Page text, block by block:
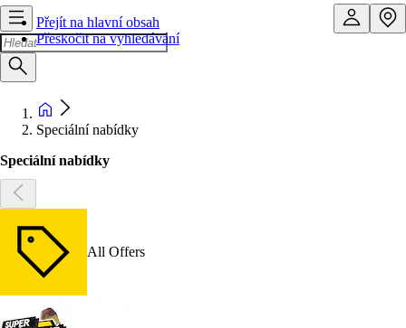
Přejít na hlavní obsah
Přeskočit na vyhledávání
Speciální nabídky
Speciální nabídky
All Offers